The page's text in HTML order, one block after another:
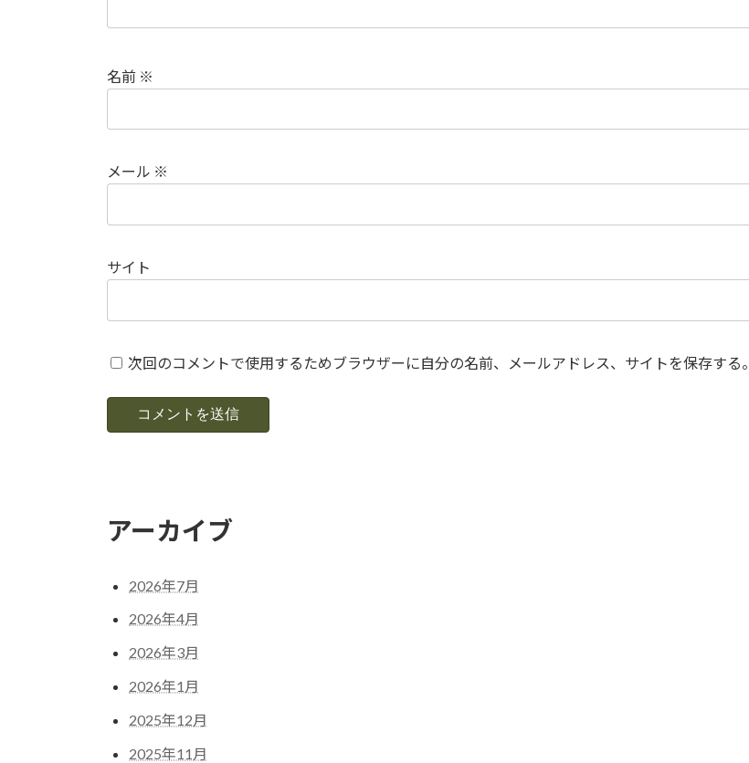
名前 ※
メール ※
サイト
次回のコメントで使用するためブラウザーに自分の名前、メールアドレス、サイトを保存する。
アーカイブ
2026年7月
2026年4月
2026年3月
2026年1月
2025年12月
2025年11月